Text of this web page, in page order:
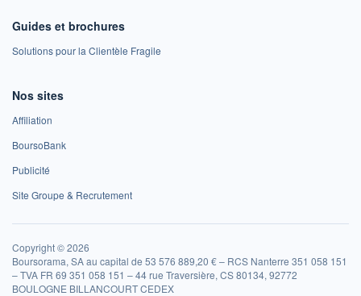
Guides et brochures
Solutions pour la Clientèle Fragile
Nos sites
Affiliation
BoursoBank
Publicité
Site Groupe & Recrutement
Copyright © 2026
Boursorama, SA au capital de 53 576 889,20 € – RCS Nanterre 351 058 151
– TVA FR 69 351 058 151 – 44 rue Traversière, CS 80134, 92772
BOULOGNE BILLANCOURT CEDEX